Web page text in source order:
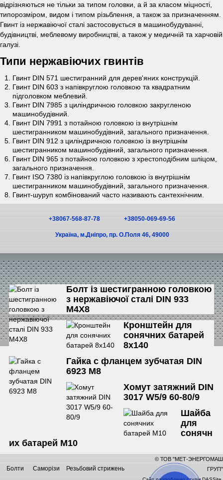
відрізняються не тільки за типом головки, а й за класом міцності,
типорозміром, видом і типом різьблення, а також за призначенням.
Гвинт із нержавіючої сталі застосовується в машинобудуванні,
будівництві, меблевому виробництві, а також у медичній та харчовій
галузі.
Типи нержавіючих гвинтів
Гвинт DIN 571 шестигранний для дерев'яних конструкцій.
Гвинт DIN 603 з напівкруглою головкою та квадратним
підголовком меблевий.
Гвинт DIN 7985 з циліндричною головкою закругленою
машинобудівний.
Гвинт DIN 7991 з потайною головкою із внутрішнім
шестигранником машинобудівний, загального призначення.
Гвинт DIN 912 з циліндричною головкою із внутрішнім
шестигранником машинобудівний, загального призначення.
Гвинт DIN 965 з потайною головкою з хрестоподібним шліцом,
загального призначення.
Гвинт ISO 7380 із напівкруглою головкою із внутрішнім
шестигранником машинобудівний, загального призначення.
Гвинт-шуруп комбінований часто називають сантехнічним.
+38067-568-87-78 +38050-069-69-56
Україна, м.Дніпро, пр. O.Поля 46, 49000
Болт із шестигранною головкою
з нержавіючої сталі DIN 933
М4Х8
Кронштейн для
сонячних батарей
8х140
Гайка с фланцем зубчатая DIN
6923 М8
Хомут затяжний DIN
3017 W5/9 60-80/9
Шайба
для
сонячн
их батарей М10
Болти
Саморізи
© ТОВ "МЕТ-ЭНЕРГОМАШ
ГРУП"
Резьбовий стрижень